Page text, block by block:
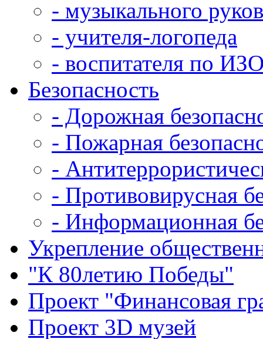
- музыкального
- учителя-логопеда
- воспитателя по
Безопасность
- Дорожная
- Пожарная
-
- Противовирусная
- Информационная
Укрепление
"К 80летию Победы"
Проект "Финансовая
Проект 3D музей